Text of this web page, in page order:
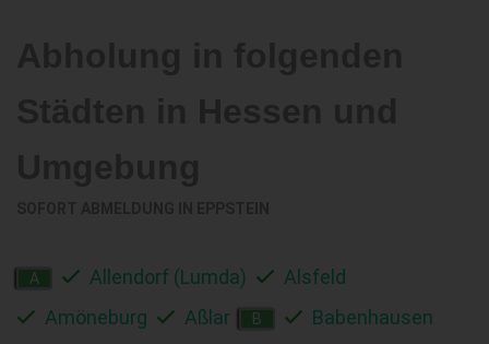
A Allendorf (Lumda)
Alsfeld
Amöneburg
Aßlar B
Babenhausen